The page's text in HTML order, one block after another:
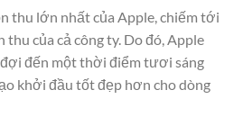
thu lớn nhất của Apple, chiếm tới
của cả công ty. Do đó, Apple
đến một thời điểm tươi sáng
khởi đầu tốt đẹp hơn cho dòng